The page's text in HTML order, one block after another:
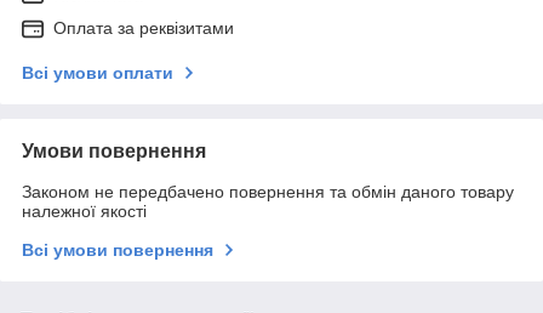
Оплата за реквізитами
Всі умови оплати
Умови повернення
Законом не передбачено повернення та обмін даного товару
належної якості
Всі умови повернення